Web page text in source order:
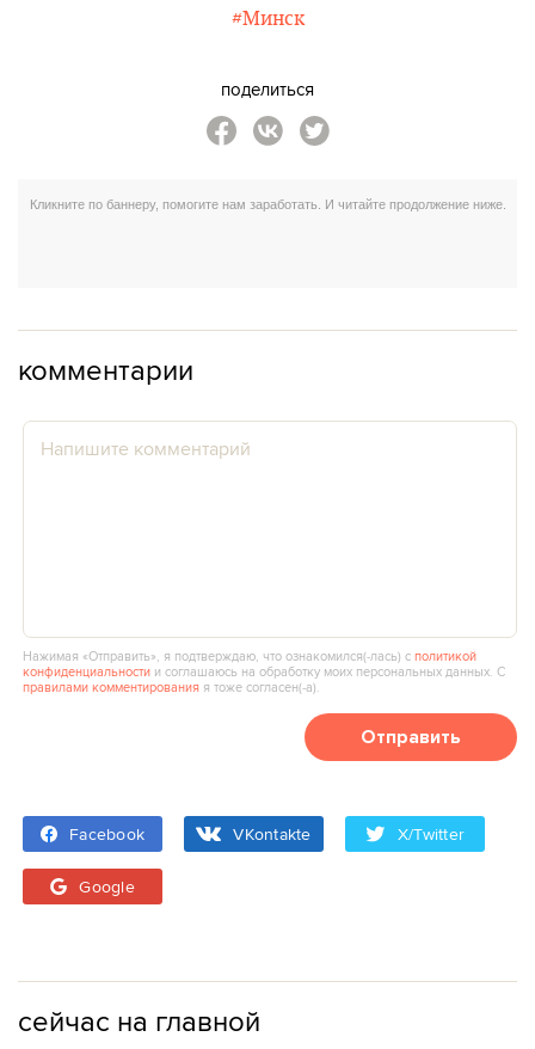
#Минск
поделиться
комментарии
Нажимая «Отправить», я подтверждаю, что ознакомился(‑лась) сполитикой
конфиденциальности и соглашаюсь на обработку моих персональных данных. С
правилами комментирования я тоже согласен(‑а).
Отправить
Facebook VKontakte X/Twitter
Google
сейчас на главной